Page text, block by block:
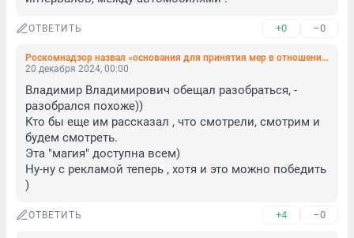
ОТВЕТИТЬ +0 –0
Роскомнадзор назвал «основания для принятия мер в отношении YouTube»
20 декабря 2024, 00:00
Владимир Владимирович обещал разобраться, -
разобрался похоже))
Кто бы еще им рассказал , что смотрели, смотрим и
будем смотреть.
Эта "магия" доступна всем)
Ну-ну с рекламой теперь , хотя и это можно победить
)
ОТВЕТИТЬ +4 –0